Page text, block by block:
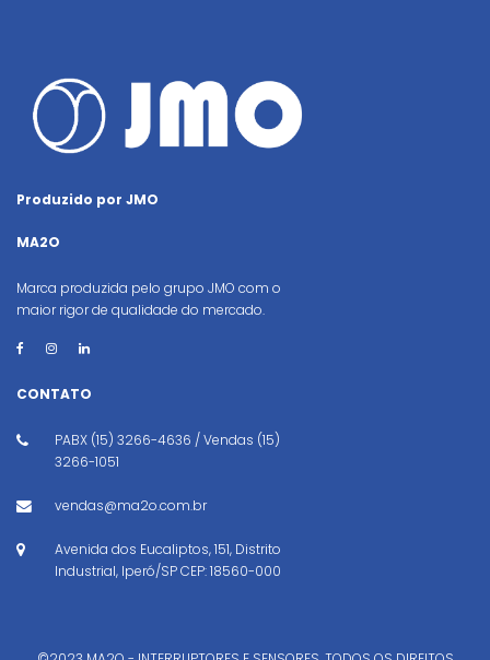
Produzido por JMO
MA2O
Marca produzida pelo grupo JMO com o
maior rigor de qualidade do mercado.
CONTATO
PABX (15) 3266-4636 / Vendas (15)
3266-1051
vendas@ma2o.com.br
Avenida dos Eucaliptos, 151, Distrito
Industrial, Iperó/SP CEP: 18560-000